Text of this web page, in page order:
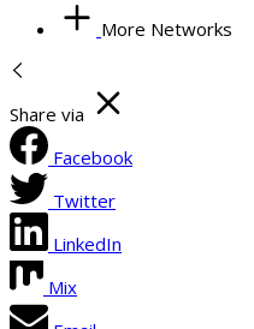
More Networks
Share via
Facebook
Twitter
LinkedIn
Mix